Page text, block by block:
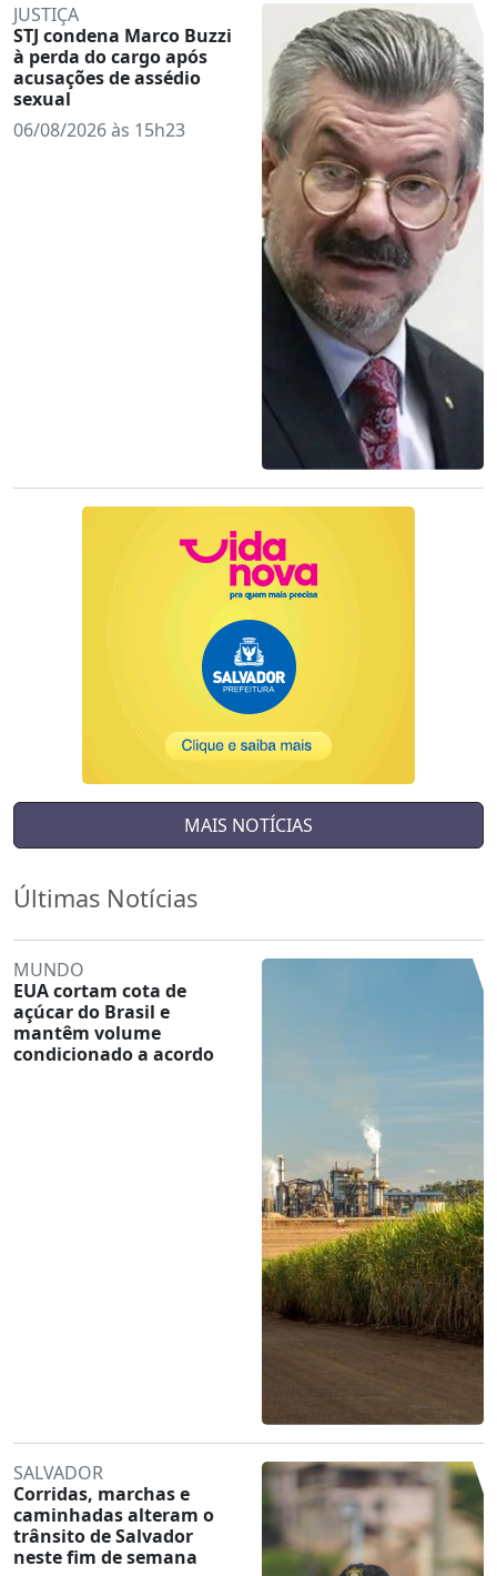
JUSTIÇA
STJ condena Marco Buzzi
à perda do cargo após
acusações de assédio
sexual
06/08/2026 às 15h23
MAIS NOTÍCIAS
Últimas Notícias
MUNDO
EUA cortam cota de
açúcar do Brasil e
mantêm volume
condicionado a acordo
SALVADOR
Corridas, marchas e
caminhadas alteram o
trânsito de Salvador
neste fim de semana